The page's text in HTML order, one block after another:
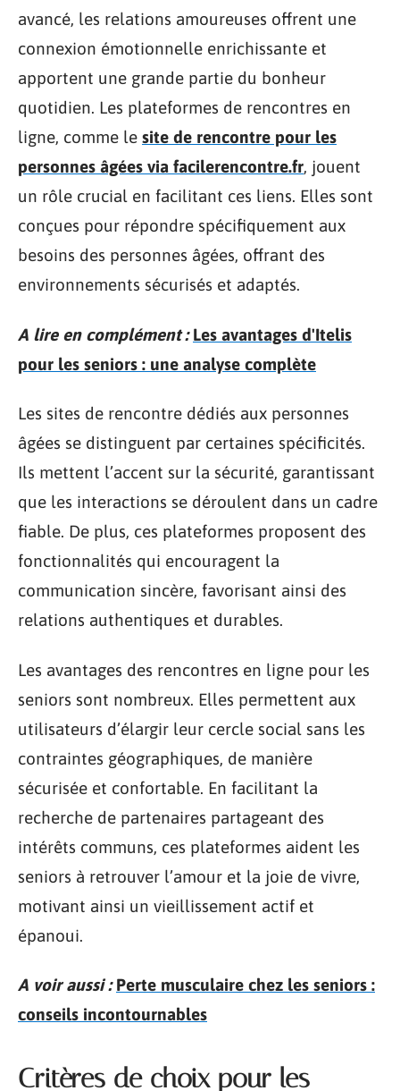
avancé, les relations amoureuses offrent une
connexion émotionnelle enrichissante et
apportent une grande partie du bonheur
quotidien. Les plateformes de rencontres en
ligne, comme le site de rencontre pour les
personnes âgées via facilerencontre.fr, jouent
un rôle crucial en facilitant ces liens. Elles sont
conçues pour répondre spécifiquement aux
besoins des personnes âgées, offrant des
environnements sécurisés et adaptés.
A lire en complément : Les avantages d'Itelis
pour les seniors : une analyse complète
Les sites de rencontre dédiés aux personnes
âgées se distinguent par certaines spécificités.
Ils mettent l’accent sur la sécurité, garantissant
que les interactions se déroulent dans un cadre
fiable. De plus, ces plateformes proposent des
fonctionnalités qui encouragent la
communication sincère, favorisant ainsi des
relations authentiques et durables.
Les avantages des rencontres en ligne pour les
seniors sont nombreux. Elles permettent aux
utilisateurs d’élargir leur cercle social sans les
contraintes géographiques, de manière
sécurisée et confortable. En facilitant la
recherche de partenaires partageant des
intérêts communs, ces plateformes aident les
seniors à retrouver l’amour et la joie de vivre,
motivant ainsi un vieillissement actif et
épanoui.
A voir aussi : Perte musculaire chez les seniors :
conseils incontournables
Critères de choix pour les